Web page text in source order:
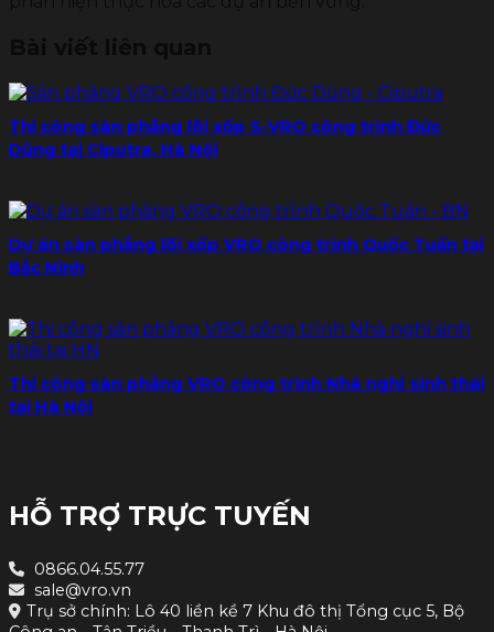
Thi công sàn phẳng lõi xốp S-VRO công trình Đức
Dũng tại Ciputra, Hà Nội
Dự án sàn phẳng lõi xốp VRO công trình Quốc Tuấn tại
Bắc Ninh
Thi công sàn phẳng VRO công trình Nhà nghỉ sinh thái
tại Hà Nội
HỖ TRỢ TRỰC TUYẾN
0866.04.55.77
sale@vro.vn
Trụ sở chính: Lô 40 liền kề 7 Khu đô thị Tổng cục 5, Bộ